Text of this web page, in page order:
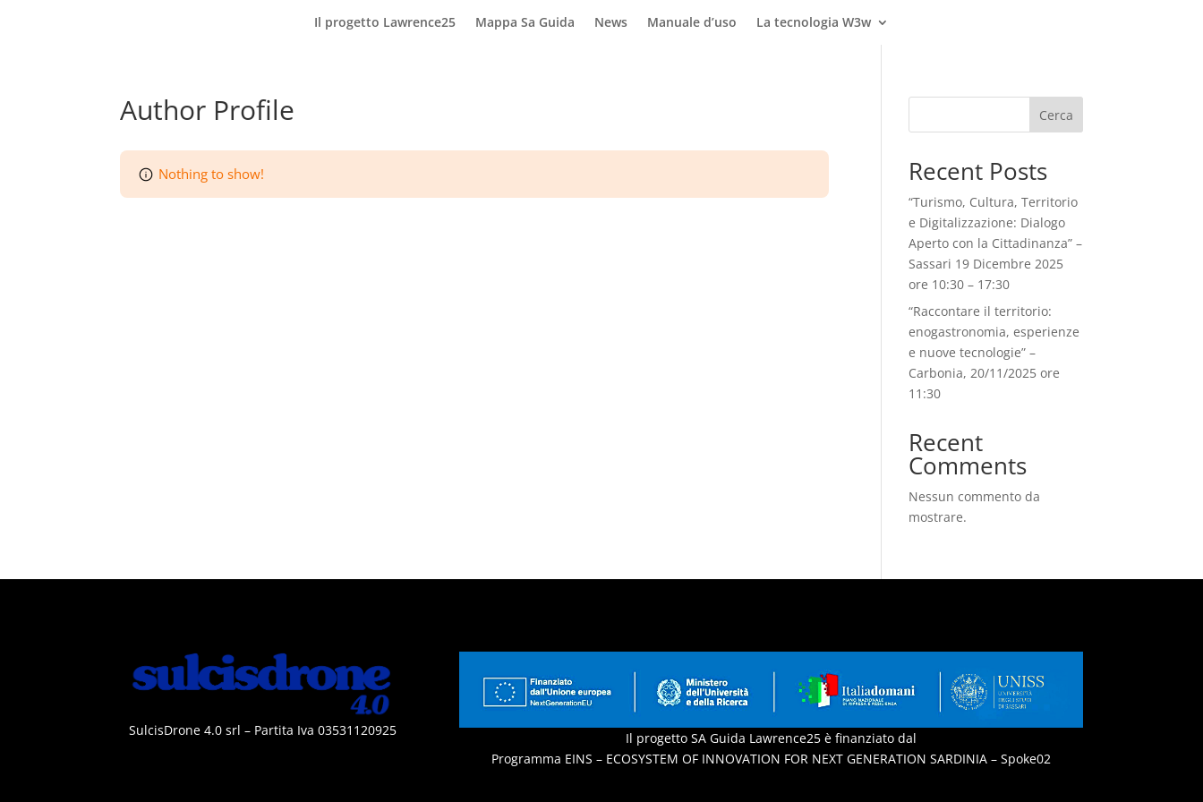
Il progetto Lawrence25 Mappa Sa Guida News Manuale d’uso La tecnologia W3w
Author Profile
Nothing to show!
Cerca
Recent Posts
“Turismo, Cultura, Territorio
e Digitalizzazione: Dialogo
Aperto con la Cittadinanza” –
Sassari 19 Dicembre 2025
ore 10:30 – 17:30
“Raccontare il territorio:
enogastronomia, esperienze
e nuove tecnologie” –
Carbonia, 20/11/2025 ore
11:30
Recent
Comments
Nessun commento da
mostrare.
SulcisDrone 4.0 srl – Partita Iva 03531120925
Il progetto SA Guida Lawrence25 è finanziato dal
Programma EINS – ECOSYSTEM OF INNOVATION FOR NEXT GENERATION SARDINIA – Spoke02